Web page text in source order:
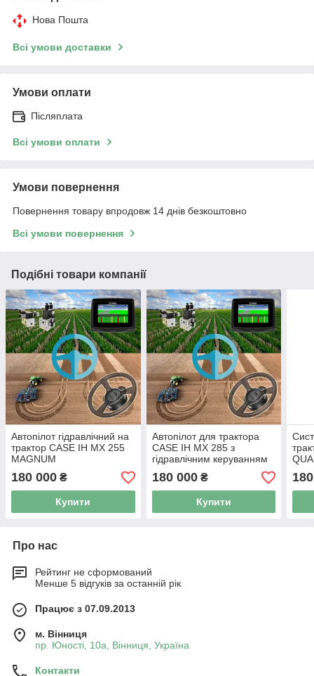
Нова Пошта
Всі умови доставки
Умови оплати
Післяплата
Всі умови оплати
Умови повернення
Повернення товару впродовж 14 днів безкоштовно
Всі умови повернення
Подібні товари компанії
Автопілот гідравлічний на
трактор CASE IH MX 255
MAGNUM
180 000 ₴
Купити
Автопілот для трактора
CASE IH MX 285 з
гідравлічним керуванням
180 000₴
Купити
Про нас
Рейтинг не сформований
Менше 5 відгуків за останній рік
Працює з 07.09.2013
м. Вінниця
пр. Юності, 10a, Вінниця, Україна
Контакти